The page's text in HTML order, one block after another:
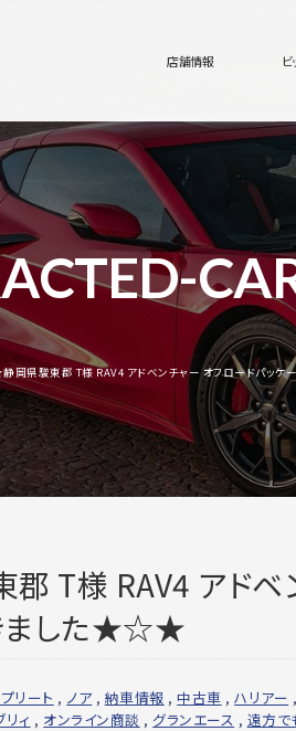
店舗情報 ビ
県駿東郡 T様 RAV4 アドベンチャー オフロードパッ
様 RAV4 アドベ
ました★☆★
リート , ノア , 納車情報 ,中古車 ,ハリアー ,
リィ , オンライン商談 , グランエース , 遠方で